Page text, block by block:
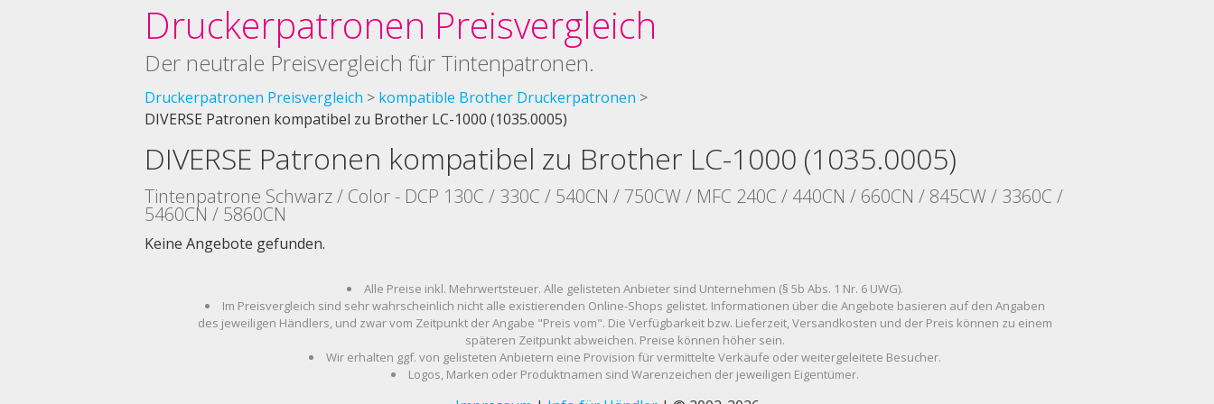
Druckerpatronen Preisvergleich
Der neutrale Preisvergleich für Tintenpatronen.
Druckerpatronen Preisvergleich
kompatible Brother Druckerpatronen
DIVERSE Patronen kompatibel zu Brother LC-1000 (1035.0005)
DIVERSE Patronen kompatibel zu Brother LC-1000 (1035.0005)
Tintenpatrone Schwarz / Color - DCP 130C / 330C / 540CN / 750CW / MFC 240C / 440CN / 660CN / 845CW / 3360C /
5460CN / 5860CN
Keine Angebote gefunden.
Alle Preise inkl. Mehrwertsteuer. Alle gelisteten Anbieter sind Unternehmen (§ 5b Abs. 1 Nr. 6 UWG).
Im Preisvergleich sind sehr wahrscheinlich nicht alle existierenden Online-Shops gelistet. Informationen über die Angebote basieren auf den Angaben
des jeweiligen Händlers, und zwar vom Zeitpunkt der Angabe "Preis vom". Die Verfügbarkeit bzw. Lieferzeit, Versandkosten und der Preis können zu einem
späteren Zeitpunkt abweichen. Preise können höher sein.
Wir erhalten ggf. von gelisteten Anbietern eine Provision für vermittelte Verkäufe oder weitergeleitete Besucher.
Logos, Marken oder Produktnamen sind Warenzeichen der jeweiligen Eigentümer.